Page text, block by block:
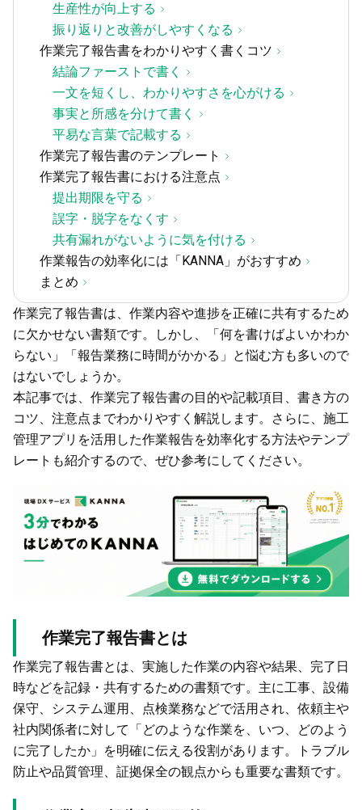
生産性が向上する
振り返りと改善がしやすくなる
作業完了報告書をわかりやすく書くコツ
結論ファーストで書く
一文を短くし、わかりやすさを心がける
事実と所感を分けて書く
平易な言葉で記載する
作業完了報告書のテンプレート
作業完了報告書における注意点
提出期限を守る
誤字・脱字をなくす
共有漏れがないように気を付ける
作業報告の効率化には「KANNA」がおすすめ
まとめ
作業完了報告書は、作業内容や進捗を正確に共有するため
に欠かせない書類です。しかし、「何を書けばよいかわか
らない」「報告業務に時間がかかる」と悩む方も多いので
はないでしょうか。
本記事では、作業完了報告書の目的や記載項目、書き方の
コツ、注意点までわかりやすく解説します。さらに、施工
管理アプリを活用した作業報告を効率化する方法やテンプ
レートも紹介するので、ぜひ参考にしてください。
作業完了報告書とは
作業完了報告書とは、実施した作業の内容や結果、完了日
時などを記録・共有するための書類です。主に工事、設備
保守、システム運用、点検業務などで活用され、依頼主や
社内関係者に対して「どのような作業を、いつ、どのよう
に完了したか」を明確に伝える役割があります。トラブル
防止や品質管理、証拠保全の観点からも重要な書類です。